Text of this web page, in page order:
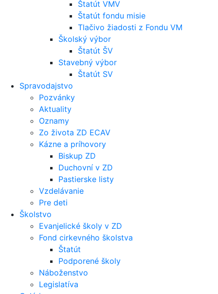
Štatút VMV
Štatút fondu misie
Tlačivo žiadosti z Fondu VM
Školský výbor
Štatút ŠV
Stavebný výbor
Štatút SV
Spravodajstvo
Pozvánky
Aktuality
Oznamy
Zo života ZD ECAV
Kázne a príhovory
Biskup ZD
Duchovní v ZD
Pastierske listy
Vzdelávanie
Pre deti
Školstvo
Evanjelické školy v ZD
Fond cirkevného školstva
Štatút
Podporené školy
Náboženstvo
Legislatíva